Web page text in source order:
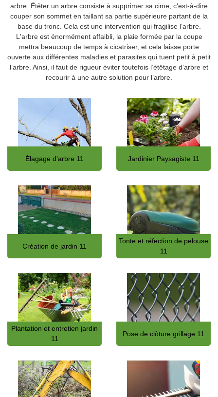
arbre. Étêter un arbre consiste à supprimer sa cime, c'est-à-dire
couper son sommet en taillant sa partie supérieure partant de la
base du tronc. Cela est une intervention qui fragilise l’arbre.
L'arbre est énormément affaibli, la plaie formée par la coupe
mettra beaucoup de temps à cicatriser, et cela laisse porte
ouverte aux différentes maladies et parasites qui tuent petit à petit
l’arbre. Ainsi, il faut de rigueur éviter toutefois l’étêtage d’arbre et
recourir à une autre solution pour l’arbre.
Élagage d'arbre 11 Jardinier Paysagiste 11
Création de jardin 11
Tonte et réfection de pelouse
11
Plantation et entretien jardin
11
Pose de clôture grillage 11